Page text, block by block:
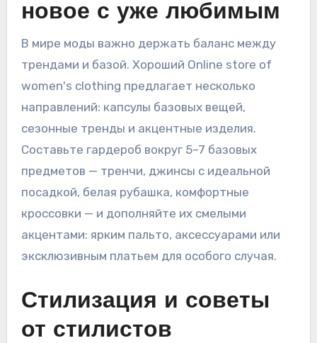
новое с уже любимым
В мире моды важно держать баланс между
трендами и базой. Хороший Online store of
women's clothing предлагает несколько
направлений: капсулы базовых вещей,
сезонные тренды и акцентные изделия.
Составьте гардероб вокруг 5–7 базовых
предметов — тренчи, джинсы с идеальной
посадкой, белая рубашка, комфортные
кроссовки — и дополняйте их смелыми
акцентами: ярким пальто, аксессуарами или
эксклюзивным платьем для особого случая.
Стилизация и советы
от стилистов